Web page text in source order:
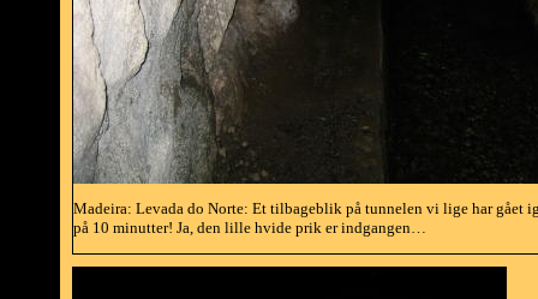
Madeira: Levada do Norte: Et tilbageblik på tunnelen vi lige har gået
på 10 minutter! Ja, den lille hvide prik er indgangen…